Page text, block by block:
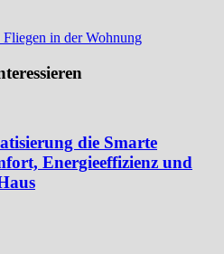
Fliegen in der Wohnung
die Smarte
Energieeffizienz und